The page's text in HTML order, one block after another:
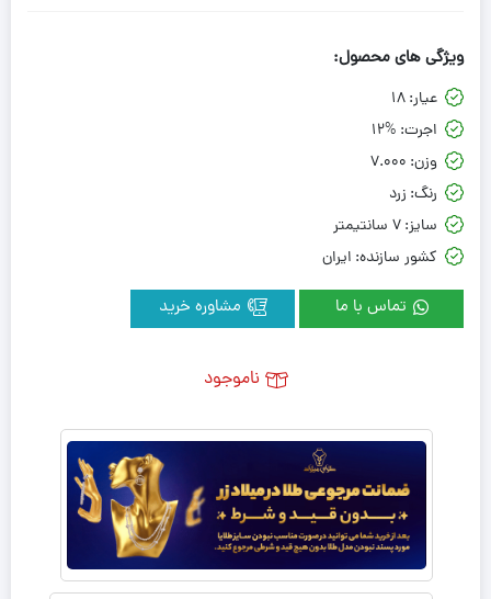
ویژگی های محصول:
عیار:18
اجرت: 12%
وزن: 7.000
رنگ: زرد
سایز:7 سانتیمتر
کشور سازنده: ایران
تماس با ما
ناموجود